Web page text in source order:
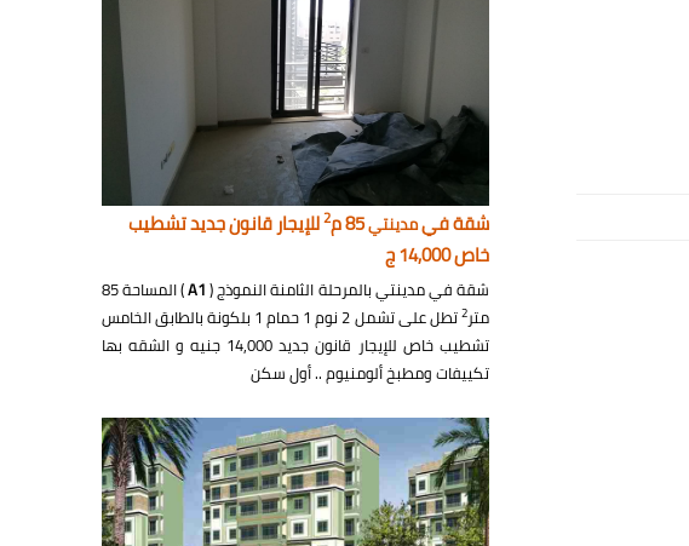
شقة فيمدينتي85 م 2للإيجار قانون جديد تشطيب
خاص 14,000 ج
شقة في مدينتي بالمرحلة الثامنة النموذج (A1
) المساحة 85
متر2
تطل على تشمل 2 نوم 1 حمام 1 بلكونة بالطابق الخامس
تشطيب خاص للإيجار قانون جديد 14,000 جنيه و الشقه بها
تكييفات ومطبخ ألومنيوم .. أول سكن